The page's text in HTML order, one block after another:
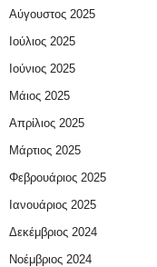
Αύγουστος 2025
Ιούλιος 2025
Ιούνιος 2025
Μάιος 2025
Απρίλιος 2025
Μάρτιος 2025
Φεβρουάριος 2025
Ιανουάριος 2025
Δεκέμβριος 2024
Νοέμβριος 2024